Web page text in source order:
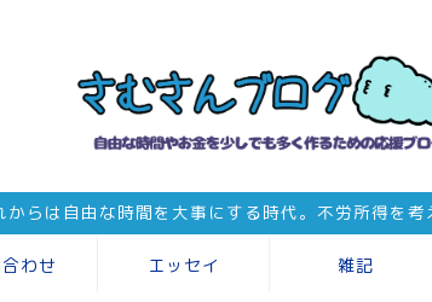
からは自由な時間を大事にする時代。不労所得を考
わせ エッセイ 雑記